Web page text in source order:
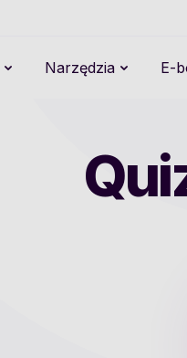
Narzędzia E-